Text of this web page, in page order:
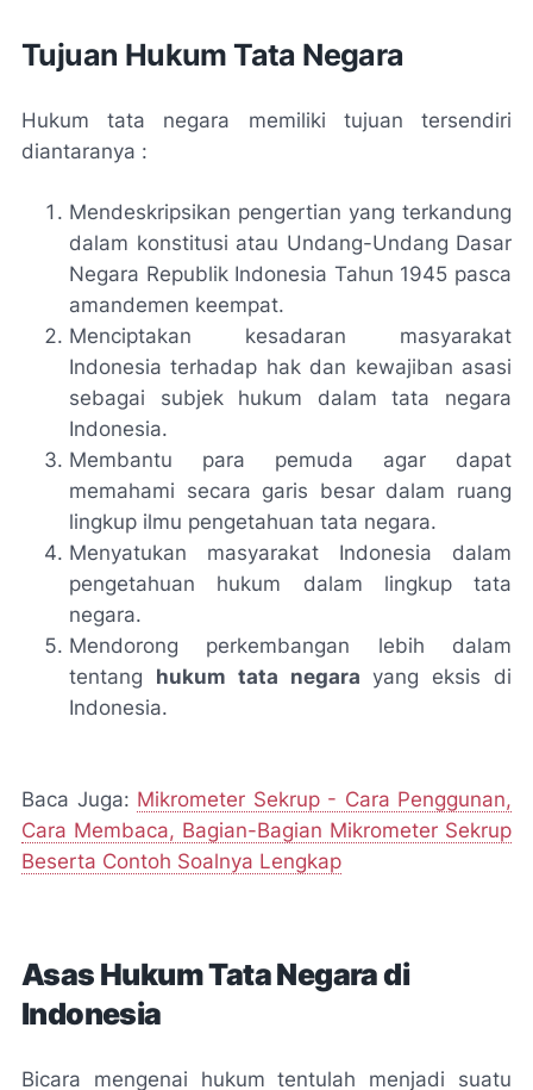
Tujuan Hukum Tata Negara
Hukum tata negara memiliki tujuan tersendiri
diantaranya :
Mendeskripsikan pengertian yang terkandung
dalam konstitusi atau Undang-Undang Dasar
Negara Republik Indonesia Tahun 1945 pasca
amandemen keempat.
Menciptakan kesadaran masyarakat
Indonesia terhadap hak dan kewajiban asasi
sebagai subjek hukum dalam tata negara
Indonesia.
Membantu para pemuda agar dapat
memahami secara garis besar dalam ruang
lingkup ilmu pengetahuan tata negara.
Menyatukan masyarakat Indonesia dalam
pengetahuan hukum dalam lingkup tata
negara.
Mendorong perkembangan lebih dalam
tentang hukum tata negara yang eksis di
Indonesia.
Baca Juga: Mikrometer Sekrup - Cara Penggunan,
Cara Membaca, Bagian-Bagian Mikrometer Sekrup
Beserta Contoh Soalnya Lengkap
Asas Hukum Tata Negara di
Indonesia
Bicara mengenai hukum tentulah menjadi suatu